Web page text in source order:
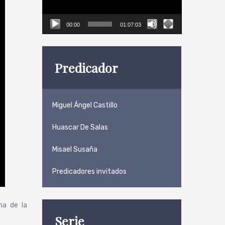
de la
00:00 01:07:03
Predicador
Miguel Ángel Castillo
Huascar De Salas
Misael Susaña
Predicadores invitados
Serie